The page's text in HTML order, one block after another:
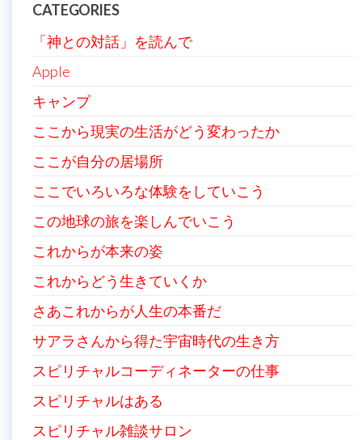
CATEGORIES
「神との対話」を読んで
Apple
キャンプ
ここから現実の生活がどう変わったか
ここが自分の居場所
ここでいろいろな体験をしていこう
この地球の旅を楽しんでいこう
これからが本来の姿
これからどう生きていくか
さあこれからが人生の本番だ
サアラさんから得た宇宙時代の生き方
スピリチャルコーディネーターの仕事
スピリチャルはある
スピリチャル雑談サロン